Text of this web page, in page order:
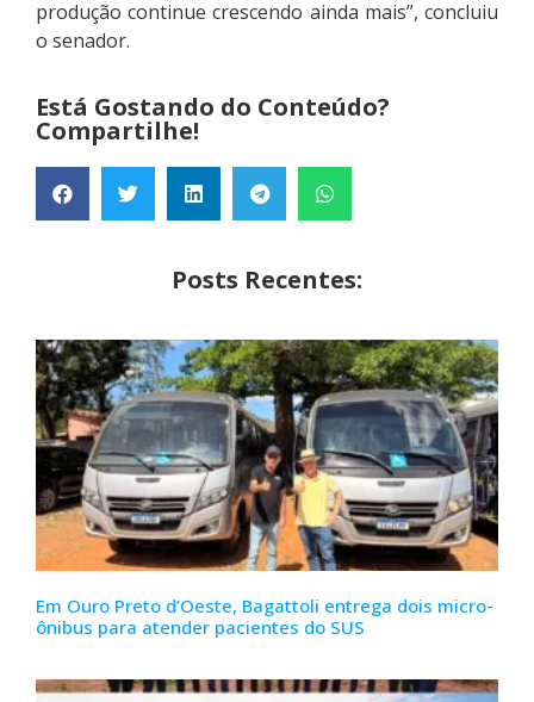
produção continue crescendo ainda mais”, concluiu
o senador.
Está Gostando do Conteúdo?
Compartilhe!
Posts Recentes:
Em Ouro Preto d’Oeste, Bagattoli entrega dois micro-
ônibus para atender pacientes do SUS